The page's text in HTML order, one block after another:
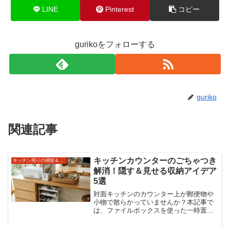
LINE Pinterest コピー
gurikoをフォローする
guriko
関連記事
キッチン周りの掃除＆収納術
キッチンカウンターのごちゃつき
解消！隠す＆見せる収納アイデア
5選
対面キッチンのカウンター上が郵便物や
小物で散らかっていませんか？本記事で
は、ファイルボックスを使った一時置き